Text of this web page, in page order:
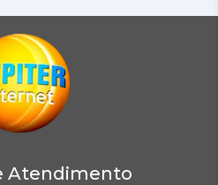
Atendimento